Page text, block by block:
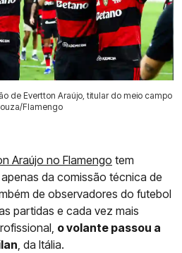
de Evertton Araújo, titular do meio campo
Flamengo
Araújo no Flamengo tem
da comissão técnica de
de observadores do futebol
partidas e cada vez mais
o volante passou a
, da Itália.